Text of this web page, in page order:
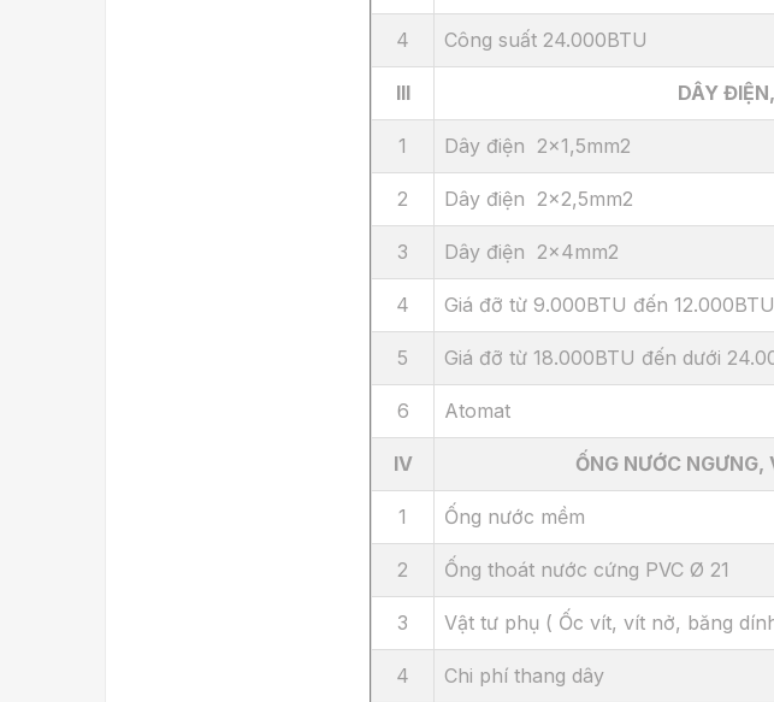
4 Công suất 24.000BTU
III DÂY
1 Dây điện 2x1,5mm2
2 Dây điện 2x2,5mm2
3 Dây điện 2x4mm2
4 Giá đỡ từ 9.000BTU đến 12.000BTU
5 Giá đỡ từ 18.000BTU đến dưới
6 Atomat
IV ỐNG NƯỚC
1 Ống nước mềm
2 Ống thoát nước cứng PVC Ø 21
3 Vật tư phụ ( Ốc vít, vít nở, băng
4 Chi phí thang dây